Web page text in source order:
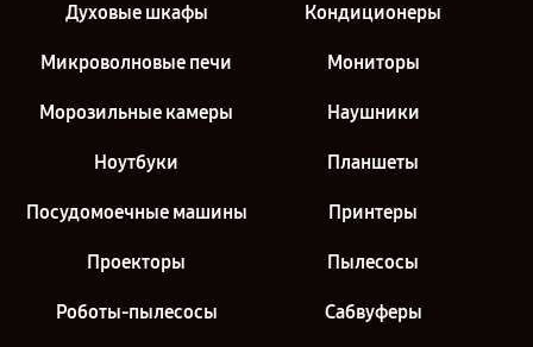
Духовые шкафы Кондиционеры
Микроволновые печи Мониторы
Морозильные камеры Наушники
Ноутбуки Планшеты
Посудомоечные машины Принтеры
Проекторы Пылесосы
Роботы-пылесосы Сабвуферы